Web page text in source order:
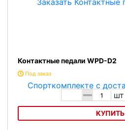
Контактные педали WPD-D2
Под заказ
- шт
КУПИТЬ